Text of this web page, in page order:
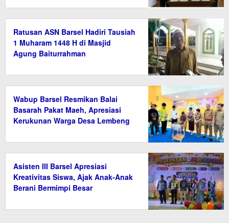
Ratusan ASN Barsel Hadiri Tausiah
1 Muharam 1448 H di Masjid
Agung Baiturrahman
Wabup Barsel Resmikan Balai
Basarah Pakat Maeh, Apresiasi
Kerukunan Warga Desa Lembeng
Asisten III Barsel Apresiasi
Kreativitas Siswa, Ajak Anak-Anak
Berani Bermimpi Besar